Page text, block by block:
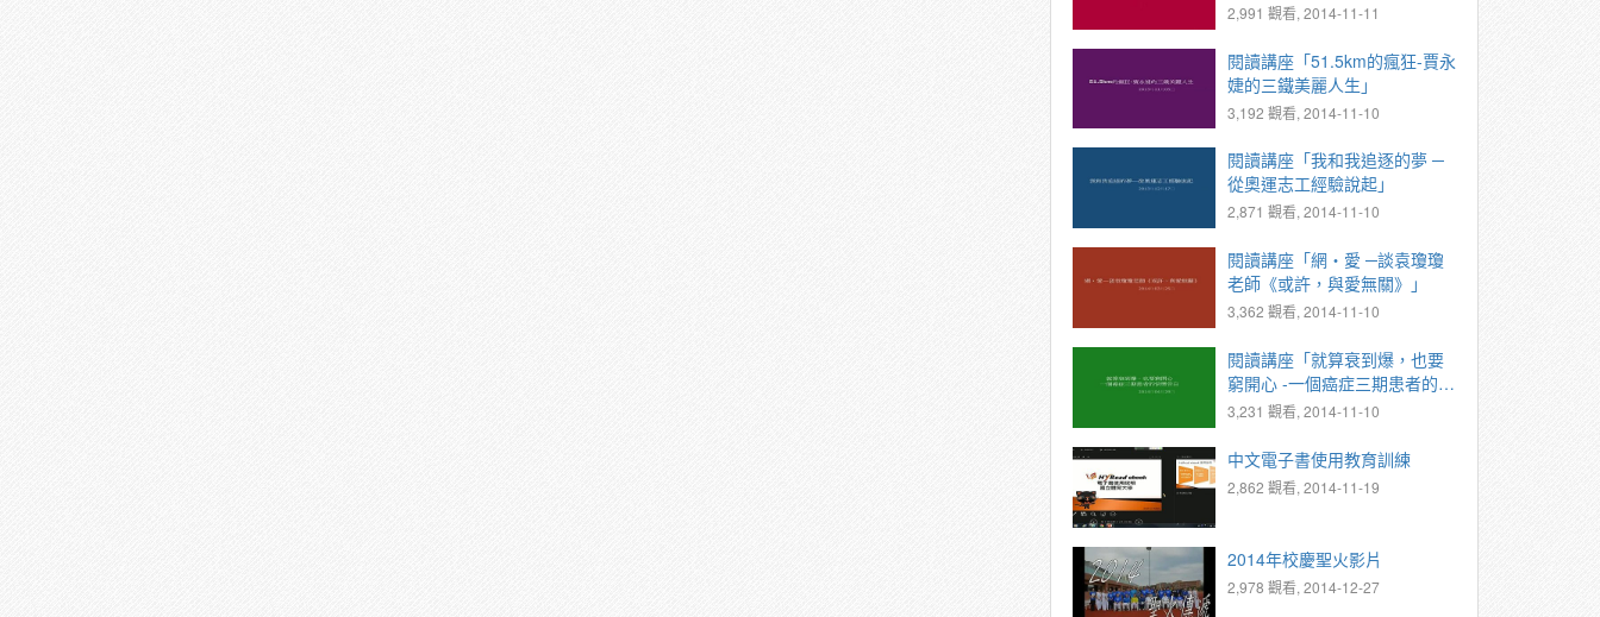
2,991 觀看, 2014-11-11
閱讀講座「51.5km的瘋狂-賈永
婕的三鐵美麗人生」
3,192 觀看, 2014-11-10
閱讀講座「我和我追逐的夢 ─
從奧運志工經驗說起」
2,871 觀看, 2014-11-10
閱讀講座「網‧愛 ─談袁瓊瓊
老師《或許，與愛無關》」
3,362 觀看, 2014-11-10
閱讀講座「就算衰到爆，也要
窮開心 -一個癌症三期患者的快
樂告白」
3,231 觀看, 2014-11-10
中文電子書使用教育訓練
2,862 觀看, 2014-11-19
2014年校慶聖火影片
2,978 觀看, 2014-12-27